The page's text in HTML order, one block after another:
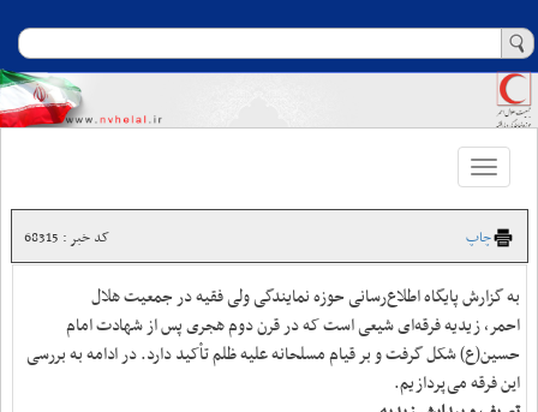
Toggle
navigation
چاپ کد خبر : 68315
به گزارش پایگاه اطلاع‌رسانی حوزه نمایندگی ولی فقیه در جمعیت هلال
احمر، زیدیه فرقه‌ای شیعی است که در قرن دوم هجری پس از شهادت امام
حسین(ع) شکل گرفت و بر قیام مسلحانه علیه ظلم تأکید دارد. در ادامه به بررسی
این فرقه می‌پردازیم.